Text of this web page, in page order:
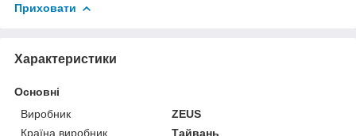
Приховати
Характеристики
Основні
Виробник
ZEUS
Країна виробник
Тайвань